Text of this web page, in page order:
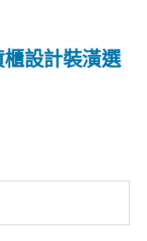
設計裝潢選